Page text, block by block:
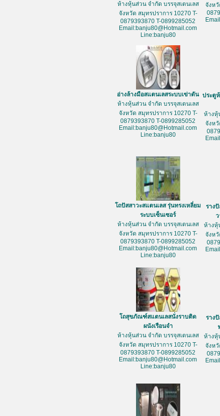
ห้างหุ้นส่วน จำกัด บรรจุสเตนเลส
จังหวัด สมุทรปราการ 10270 T-
0879393870 T-0899285052
Email:banju80@Hotmail.com
Line:banju80
จังห
อ่างล้างมือสแตนเลสระบบเข่าดัน
ห้างหุ้นส่วน จำกัด บรรจุสเตนเลส
จังหวัด สมุทรปราการ 10270 T-
0879393870 T-0899285052
Email:banju80@Hotmail.com
Line:banju80
ประตู
ห้างหุ้
จังห
โถปัสสาวะสแตนเลส รุ่นทรงเหลี่ยม
ระบบเซ็นเซอร์
ห้างหุ้นส่วน จำกัด บรรจุสเตนเลส
จังหวัด สมุทรปราการ 10270 T-
0879393870 T-0899285052
Email:banju80@Hotmail.com
Line:banju80
ราง
ห้างหุ้
จังห
โถสุขภัณฑ์สแตนเลสนั่งราบติด
ผนังเรือนจำ
ห้างหุ้นส่วน จำกัด บรรจุสเตนเลส
จังหวัด สมุทรปราการ 10270 T-
0879393870 T-0899285052
Email:banju80@Hotmail.com
Line:banju80
ราง
ห้างหุ้
จังห